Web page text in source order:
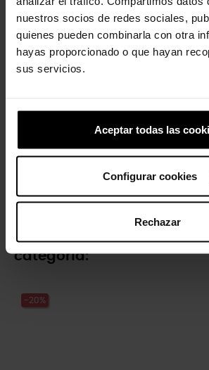
nuestros socios de redes sociales,
quienes pueden combinarla con otra
hayas proporcionado o que hayan
sus servicios.
Aceptar todas las
Configurar cookies
Rechazar
-20%
Sandalias con plataforma
de...
-20%
Pluma
4 otros productos de la
categoría:
-20%